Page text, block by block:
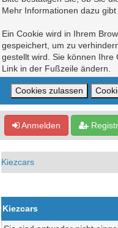
Mehr Informationen dazu
Ein Cookie wird in Ihrem
gespeichert, um zu
gestellt wird. Sie können Ihre
Link in der Fußzeile ändern.
Anmelden
Kiezcars
Kiezcars